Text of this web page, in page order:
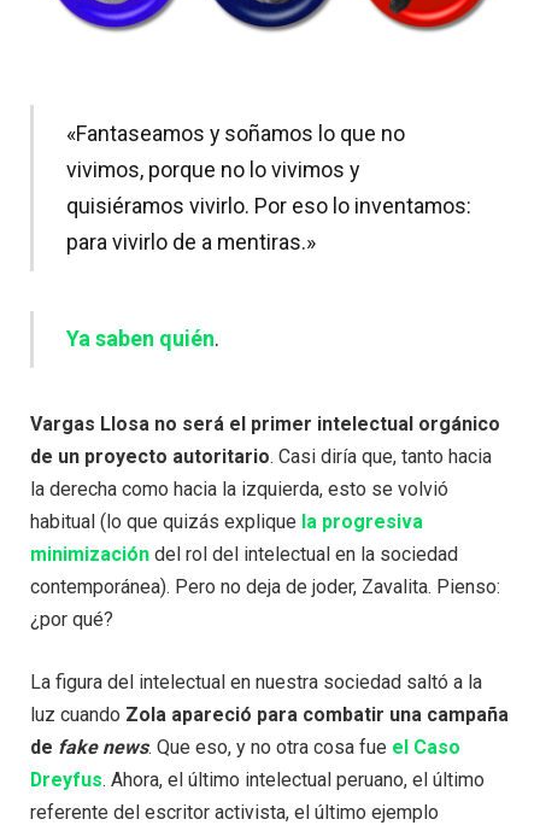
«Fantaseamos y soñamos lo que no
vivimos, porque no lo vivimos y
quisiéramos vivirlo. Por eso lo inventamos:
para vivirlo de a mentiras.»
Ya saben quién.
Vargas Llosa no será el primer intelectual orgánico
de un proyecto autoritario. Casi diría que, tanto hacia
la derecha como hacia la izquierda, esto se volvió
habitual (lo que quizás explique la progresiva
minimización del rol del intelectual en la sociedad
contemporánea). Pero no deja de joder, Zavalita. Pienso:
¿por qué?
La figura del intelectual en nuestra sociedad saltó a la
luz cuando Zola apareció para combatir una campaña
de fake news. Que eso, y no otra cosa fue el Caso
Dreyfus. Ahora, el último intelectual peruano, el último
referente del escritor activista, el último ejemplo